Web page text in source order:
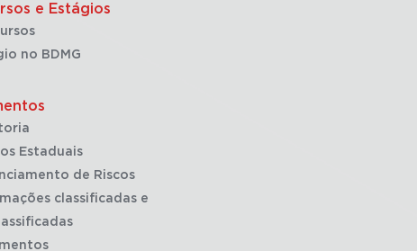
e Estágios
no BDMG
Estaduais
de Riscos
classificadas e